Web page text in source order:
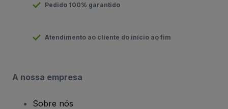
Pedido 100% garantido
Atendimento ao cliente do início ao fim
A nossa empresa
Sobre nós